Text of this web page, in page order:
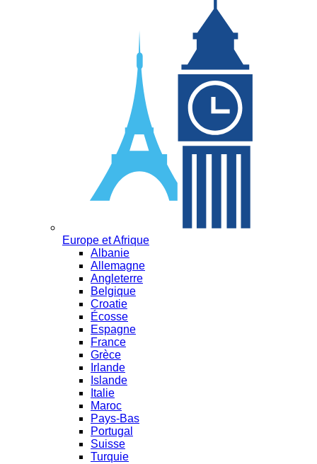
Europe et Afrique
Albanie
Allemagne
Angleterre
Belgique
Croatie
Écosse
Espagne
France
Grèce
Irlande
Islande
Italie
Maroc
Pays-Bas
Portugal
Suisse
Turquie